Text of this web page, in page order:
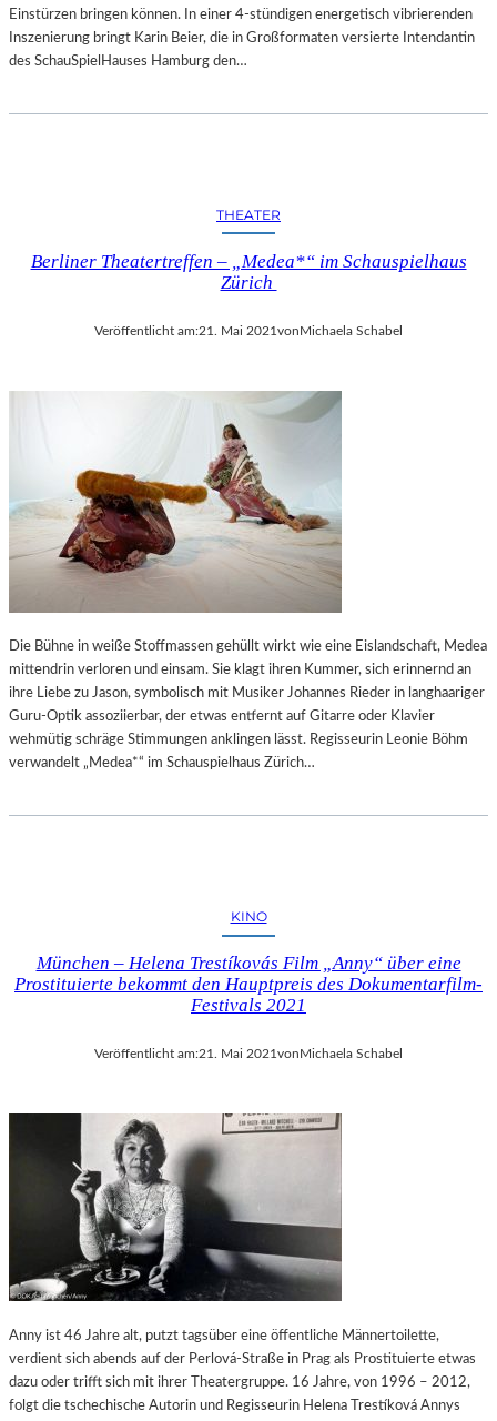
Einstürzen bringen können. In einer 4-stündigen energetisch vibrierenden
Inszenierung bringt Karin Beier, die in Großformaten versierte Intendantin
des SchauSpielHauses Hamburg den…
THEATER
Berliner Theatertreffen – „Medea*“ im Schauspielhaus
Zürich
Veröffentlicht am:21. Mai 2021vonMichaela Schabel
Die Bühne in weiße Stoffmassen gehüllt wirkt wie eine Eislandschaft, Medea
mittendrin verloren und einsam. Sie klagt ihren Kummer, sich erinnernd an
ihre Liebe zu Jason, symbolisch mit Musiker Johannes Rieder in langhaariger
Guru-Optik assoziierbar, der etwas entfernt auf Gitarre oder Klavier
wehmütig schräge Stimmungen anklingen lässt. Regisseurin Leonie Böhm
verwandelt „Medea*“ im Schauspielhaus Zürich…
KINO
München – Helena Trestíkovás Film „Anny“ über eine
Prostituierte bekommt den Hauptpreis des Dokumentarfilm-
Festivals 2021
Veröffentlicht am:21. Mai 2021 von Michaela Schabel
Anny ist 46 Jahre alt, putzt tagsüber eine öffentliche Männertoilette,
verdient sich abends auf der Perlová-Straße in Prag als Prostituierte etwas
dazu oder trifft sich mit ihrer Theatergruppe. 16 Jahre, von 1996 – 2012,
folgt die tschechische Autorin und Regisseurin Helena Trestíková Annys